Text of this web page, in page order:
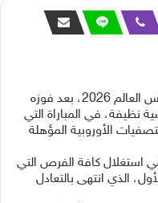
جدد منتخب إيطاليا آماله في التأهل لكأس العالم 2026، بعد فوزه
نظيفة، في المباراة التي
الأوروبية المؤهلة
استغلال كافة الفرص التي
الذي انتهى بالتعادل